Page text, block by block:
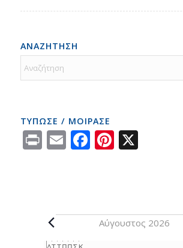
ΑΝΑΖΗΤΗΣΗ
ΤΥΠΩΣΕ / ΜΟΙΡΑΣΕ
PrintEmailFacebook
Pinterest
X
Αύγουστος 2026